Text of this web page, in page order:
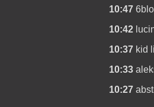
10:47
10:42
10:37 kid
10:33
10:27